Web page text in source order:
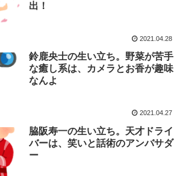
出！
2021.04.28
鈴鹿央士の生い立ち。野菜が苦手
な癒し系は、カメラとお香が趣味
なんよ
2021.04.27
脇阪寿一の生い立ち。天才ドライ
バーは、笑いと話術のアンバサダ
ー